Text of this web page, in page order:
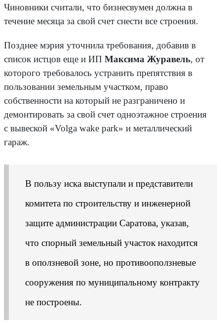
Чиновники считали, что бизнесвумен должна в
течение месяца за свой счет снести все строения.
Позднее мэрия уточнила требования, добавив в
список истцов еще и ИП Максима Журавель, от
которого требовалось устранить препятствия в
пользовании земельным участком, право
собственности на который не разграничено и
демонтировать за свой счет одноэтажное строения
с вывеской «Volga wake park» и металлический
гараж.
В пользу иска выступали и представители
комитета по строительству и инженерной
защите администрации Саратова, указав,
что спорный земельный участок находится
в оползневой зоне, но противооползневые
сооружения по муниципальному контракту
не построены.